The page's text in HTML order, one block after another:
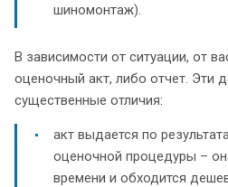
шиномонтаж).
В зависимости от ситуации, от
оценочный акт, либо отчет. Эти
существенные отличия:
акт выдается по
оценочной процедуры –
времени и обходится